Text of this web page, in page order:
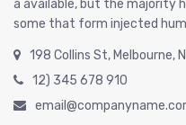
a available, but the majority
some that form injected
198 Collins St, Melbourne,
12) 345 678 910